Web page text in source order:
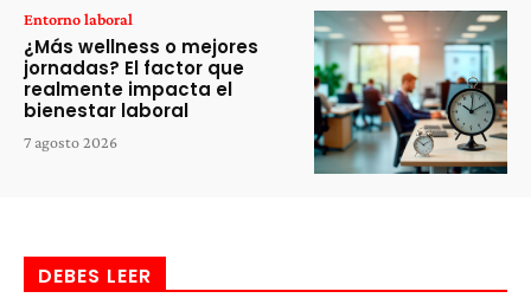
Entorno laboral
¿Más wellness o mejores
jornadas? El factor que
realmente impacta el
bienestar laboral
7 agosto 2026
DEBES LEER